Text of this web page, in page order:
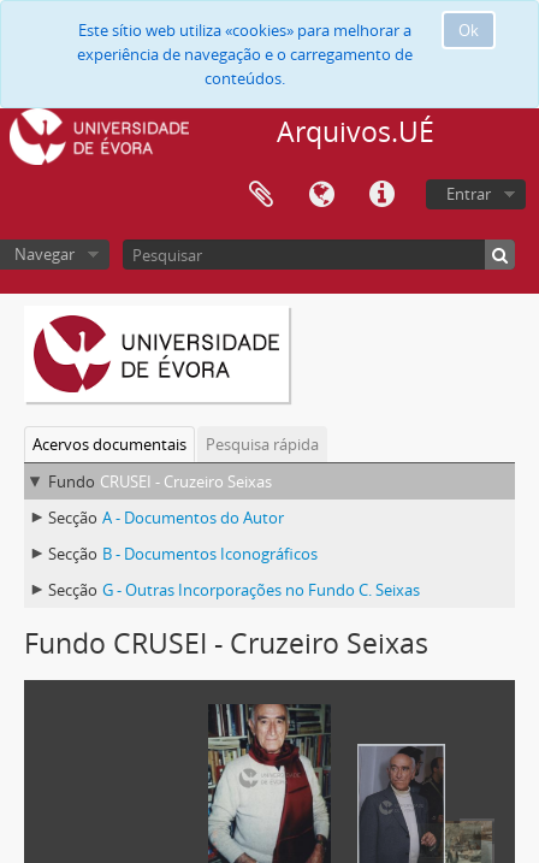
Ok
Este sítio web utiliza «cookies» para melhorar a
experiência de navegação e o carregamento de
conteúdos.
Arquivos.UÉ
Entrar
Navegar
Acervos documentais
Pesquisa rápida
Fundo CRUSEI - Cruzeiro Seixas
Secção A - Documentos do Autor
Secção B - Documentos Iconográficos
Secção G - Outras Incorporações no Fundo C. Seixas
Fundo CRUSEI - Cruzeiro Seixas